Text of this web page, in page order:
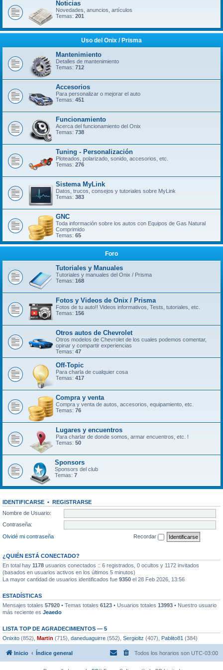
Noticias
Novedades, anuncios, artículos
Temas: 201
Uso del Onix / Prisma
Mantenimiento
Detalles de mantenimiento
Temas: 712
Accesorios
Para personalizar o mejorar el auto
Temas: 451
Funcionamiento
Acerca del funcionamiento del Onix
Temas: 738
Tuning - Personalización
Ploteados, polarizado, sonido, accesorios, etc.
Temas: 276
Sistema MyLink
Datos, trucos, consejos y tutoriales sobre MyLink
Temas: 383
GNC
Toda información sobre los autos con Equipos de Gas Natural
Comprimido
Temas: 65
Foro
Tutoriales y Manuales
Tutoriales y manuales del Onix / Prisma
Temas: 168
Fotos y Videos de Onix / Prisma
Fotos de tu auto!! Videos informativos, Tests, tutoriales, etc.
Temas: 156
Otros autos de Chevrolet
Otros modelos de Chevrolet de los cuales podemos comentar,
opinar y compartir experiencias
Temas: 47
Off-Topic
Para charla de cualquier cosa
Temas: 417
Compra y venta
Compra y venta de autos, accesorios, equipamiento, etc.
Temas: 76
Lugares y encuentros
Para charlar de donde somos, armar encuentros, etc. !
Temas: 50
Sponsors
Sponsors del club
Temas: 7
IDENTIFICARSE • REGISTRARSE
Nombre de Usuario:
Contraseña:
Olvidé mi contraseña
Recordar
¿QUIÉN ESTÁ CONECTADO?
En total hay 1178 usuarios conectados :: 6 registrados, 0 ocultos y 1172 invitados
(basados en usuarios activos en los últimos 5 minutos)
La mayor cantidad de usuarios identificados fue 9350 el 28 Feb 2026, 13:56
ESTADÍSTICAS
Mensajes totales 57920 • Temas totales 6123 • Usuarios totales 13993 • Nuestro usuario
más reciente es Jeaedo
LISTA TOP DE AGRADECIMIENTOS — 5
Onixito (852), Martin (715), daneduaguirre (552), Sergioltz (407), Pablito81 (384)
Inicio Índice general Todos los horarios son UTC-03:00